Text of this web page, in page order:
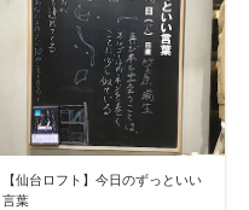
【仙台ロフト】今日のずっといい
言葉